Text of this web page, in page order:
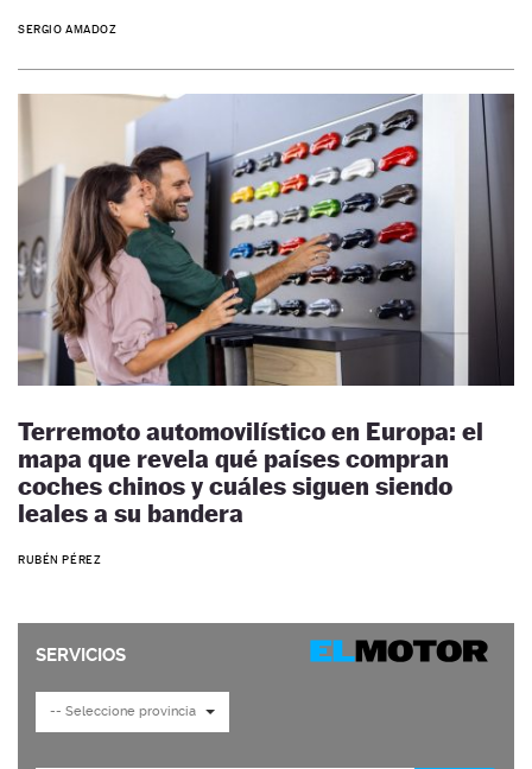
SERGIO AMADOZ
Terremoto automovilístico en Europa: el
mapa que revela qué países compran
coches chinos y cuáles siguen siendo
leales a su bandera
RUBÉN PÉREZ